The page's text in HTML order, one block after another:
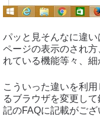
パッと見そんなに違
ページの表示のされ
れている機能等々、細
こういった違いを利
るブラウザを変更し
記のFAQに記載がござ